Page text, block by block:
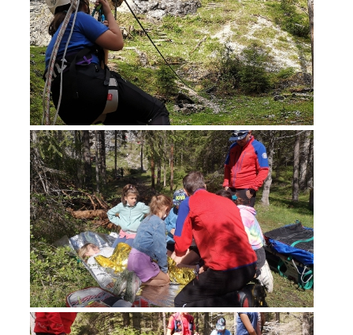
Opération de sauvetage